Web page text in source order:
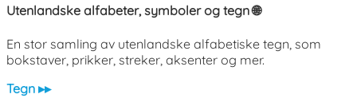
Utenlandske alfabeter, symboler og tegn 🌐
En stor samling av utenlandske alfabetiske tegn, som
bokstaver, prikker, streker, aksenter og mer.
Tegn ▸▸